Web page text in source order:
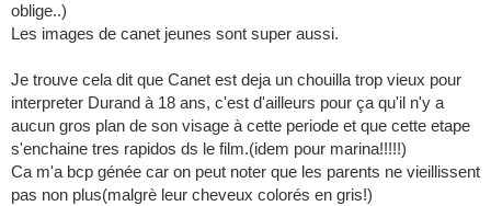
oblige..)
Les images de canet jeunes sont super aussi.
Je trouve cela dit que Canet est deja un chouilla trop vieux pour
interpreter Durand à 18 ans, c'est d'ailleurs pour ça qu'il n'y a
aucun gros plan de son visage à cette periode et que cette etape
s'enchaine tres rapidos ds le film.(idem pour marina!!!!!)
Ca m'a bcp génée car on peut noter que les parents ne vieillissent
pas non plus(malgrè leur cheveux colorés en gris!)